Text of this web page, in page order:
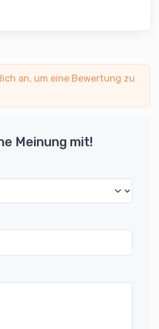
an, um eine Bewertung zu
Meinung mit!